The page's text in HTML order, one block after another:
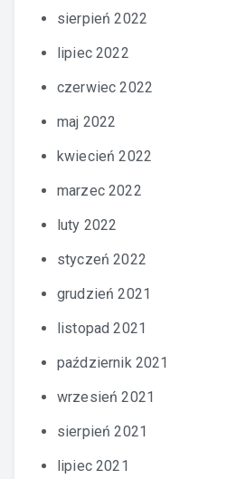
sierpień 2022
lipiec 2022
czerwiec 2022
maj 2022
kwiecień 2022
marzec 2022
luty 2022
styczeń 2022
grudzień 2021
listopad 2021
październik 2021
wrzesień 2021
sierpień 2021
lipiec 2021